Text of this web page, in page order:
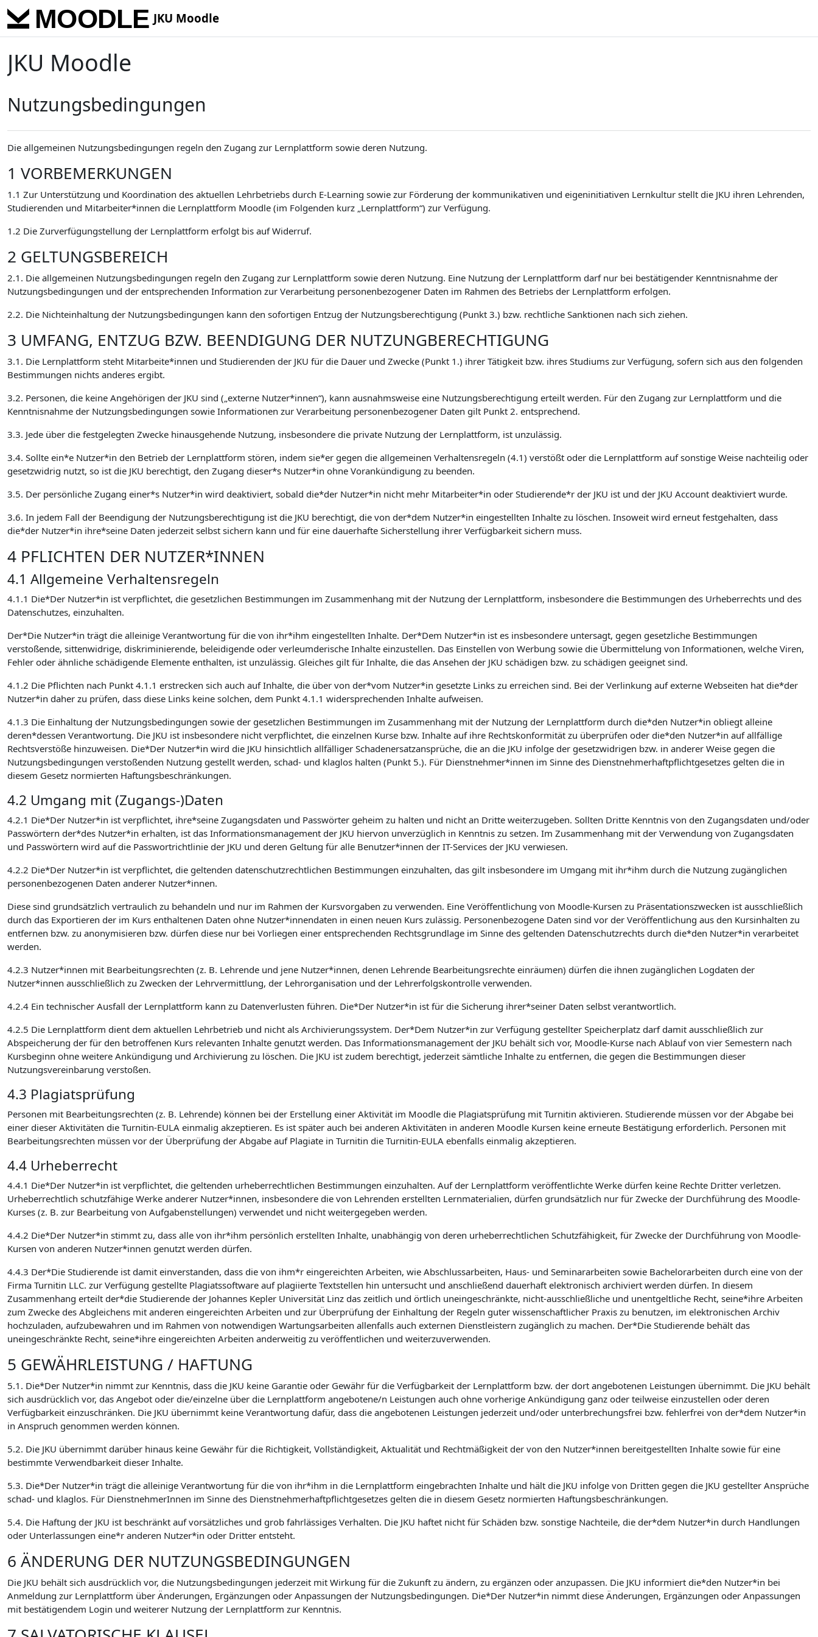
Skip to main content
JKU Moodle
JKU Moodle
Nutzungsbedingungen
Die allgemeinen Nutzungsbedingungen regeln den Zugang zur Lernplattform sowie deren Nutzung.
1 VORBEMERKUNGEN
1.1 Zur Unterstützung und Koordination des aktuellen Lehrbetriebs durch E-Learning sowie zur Förderung der kommunikativen und eigeninitiativen Lernkultur stellt die JKU ihren Lehrenden,
Studierenden und Mitarbeiter*innen die Lernplattform Moodle (im Folgenden kurz „Lernplattform“) zur Verfügung.
1.2 Die Zurverfügungstellung der Lernplattform erfolgt bis auf Widerruf.
2 GELTUNGSBEREICH
2.1. Die allgemeinen Nutzungsbedingungen regeln den Zugang zur Lernplattform sowie deren Nutzung. Eine Nutzung der Lernplattform darf nur bei bestätigender Kenntnisnahme der
Nutzungsbedingungen und der entsprechenden Information zur Verarbeitung personenbezogener Daten im Rahmen des Betriebs der Lernplattform erfolgen.
2.2. Die Nichteinhaltung der Nutzungsbedingungen kann den sofortigen Entzug der Nutzungsberechtigung (Punkt 3.) bzw. rechtliche Sanktionen nach sich ziehen.
3 UMFANG, ENTZUG BZW. BEENDIGUNG DER NUTZUNGBERECHTIGUNG
3.1. Die Lernplattform steht Mitarbeite*innen und Studierenden der JKU für die Dauer und Zwecke (Punkt 1.) ihrer Tätigkeit bzw. ihres Studiums zur Verfügung, sofern sich aus den folgenden
Bestimmungen nichts anderes ergibt.
3.2. Personen, die keine Angehörigen der JKU sind („externe Nutzer*innen“), kann ausnahmsweise eine Nutzungsberechtigung erteilt werden. Für den Zugang zur Lernplattform und die
Kenntnisnahme der Nutzungsbedingungen sowie Informationen zur Verarbeitung personenbezogener Daten gilt Punkt 2. entsprechend.
3.3. Jede über die festgelegten Zwecke hinausgehende Nutzung, insbesondere die private Nutzung der Lernplattform, ist unzulässig.
3.4. Sollte ein*e Nutzer*in den Betrieb der Lernplattform stören, indem sie*er gegen die allgemeinen Verhaltensregeln (4.1) verstößt oder die Lernplattform auf sonstige Weise nachteilig oder
gesetzwidrig nutzt, so ist die JKU berechtigt, den Zugang dieser*s Nutzer*in ohne Vorankündigung zu beenden.
3.5. Der persönliche Zugang einer*s Nutzer*in wird deaktiviert, sobald die*der Nutzer*in nicht mehr Mitarbeiter*in oder Studierende*r der JKU ist und der JKU Account deaktiviert wurde.
3.6. In jedem Fall der Beendigung der Nutzungsberechtigung ist die JKU berechtigt, die von der*dem Nutzer*in eingestellten Inhalte zu löschen. Insoweit wird erneut festgehalten, dass
die*der Nutzer*in ihre*seine Daten jederzeit selbst sichern kann und für eine dauerhafte Sicherstellung ihrer Verfügbarkeit sichern muss.
4 PFLICHTEN DER NUTZER*INNEN
4.1 Allgemeine Verhaltensregeln
4.1.1 Die*Der Nutzer*in ist verpflichtet, die gesetzlichen Bestimmungen im Zusammenhang mit der Nutzung der Lernplattform, insbesondere die Bestimmungen des Urheberrechts und des
Datenschutzes, einzuhalten.
Der*Die Nutzer*in trägt die alleinige Verantwortung für die von ihr*ihm eingestellten Inhalte. Der*Dem Nutzer*in ist es insbesondere untersagt, gegen gesetzliche Bestimmungen
verstoßende, sittenwidrige, diskriminierende, beleidigende oder verleumderische Inhalte einzustellen. Das Einstellen von Werbung sowie die Übermittelung von Informationen, welche Viren,
Fehler oder ähnliche schädigende Elemente enthalten, ist unzulässig. Gleiches gilt für Inhalte, die das Ansehen der JKU schädigen bzw. zu schädigen geeignet sind.
4.1.2 Die Pflichten nach Punkt 4.1.1 erstrecken sich auch auf Inhalte, die über von der*vom Nutzer*in gesetzte Links zu erreichen sind. Bei der Verlinkung auf externe Webseiten hat die*der
Nutzer*in daher zu prüfen, dass diese Links keine solchen, dem Punkt 4.1.1 widersprechenden Inhalte aufweisen.
4.1.3 Die Einhaltung der Nutzungsbedingungen sowie der gesetzlichen Bestimmungen im Zusammenhang mit der Nutzung der Lernplattform durch die*den Nutzer*in obliegt alleine
deren*dessen Verantwortung. Die JKU ist insbesondere nicht verpflichtet, die einzelnen Kurse bzw. Inhalte auf ihre Rechtskonformität zu überprüfen oder die*den Nutzer*in auf allfällige
Rechtsverstöße hinzuweisen. Die*Der Nutzer*in wird die JKU hinsichtlich allfälliger Schadenersatzansprüche, die an die JKU infolge der gesetzwidrigen bzw. in anderer Weise gegen die
Nutzungsbedingungen verstoßenden Nutzung gestellt werden, schad- und klaglos halten (Punkt 5.). Für Dienstnehmer*innen im Sinne des Dienstnehmerhaftpflichtgesetzes gelten die in
diesem Gesetz normierten Haftungsbeschränkungen.
4.2 Umgang mit (Zugangs-)Daten
4.2.1 Die*Der Nutzer*in ist verpflichtet, ihre*seine Zugangsdaten und Passwörter geheim zu halten und nicht an Dritte weiterzugeben. Sollten Dritte Kenntnis von den Zugangsdaten und/oder
Passwörtern der*des Nutzer*in erhalten, ist das Informationsmanagement der JKU hiervon unverzüglich in Kenntnis zu setzen. Im Zusammenhang mit der Verwendung von Zugangsdaten
und Passwörtern wird auf die Passwortrichtlinie der JKU und deren Geltung für alle Benutzer*innen der IT-Services der JKU verwiesen.
4.2.2 Die*Der Nutzer*in ist verpflichtet, die geltenden datenschutzrechtlichen Bestimmungen einzuhalten, das gilt insbesondere im Umgang mit ihr*ihm durch die Nutzung zugänglichen
personenbezogenen Daten anderer Nutzer*innen.
Diese sind grundsätzlich vertraulich zu behandeln und nur im Rahmen der Kursvorgaben zu verwenden. Eine Veröffentlichung von Moodle-Kursen zu Präsentationszwecken ist ausschließlich
durch das Exportieren der im Kurs enthaltenen Daten ohne Nutzer*innendaten in einen neuen Kurs zulässig. Personenbezogene Daten sind vor der Veröffentlichung aus den Kursinhalten zu
entfernen bzw. zu anonymisieren bzw. dürfen diese nur bei Vorliegen einer entsprechenden Rechtsgrundlage im Sinne des geltenden Datenschutzrechts durch die*den Nutzer*in verarbeitet
werden.
4.2.3 Nutzer*innen mit Bearbeitungsrechten (z. B. Lehrende und jene Nutzer*innen, denen Lehrende Bearbeitungsrechte einräumen) dürfen die ihnen zugänglichen Logdaten der
Nutzer*innen ausschließlich zu Zwecken der Lehrvermittlung, der Lehrorganisation und der Lehrerfolgskontrolle verwenden.
4.2.4 Ein technischer Ausfall der Lernplattform kann zu Datenverlusten führen. Die*Der Nutzer*in ist für die Sicherung ihrer*seiner Daten selbst verantwortlich.
4.2.5 Die Lernplattform dient dem aktuellen Lehrbetrieb und nicht als Archivierungssystem. Der*Dem Nutzer*in zur Verfügung gestellter Speicherplatz darf damit ausschließlich zur
Abspeicherung der für den betroffenen Kurs relevanten Inhalte genutzt werden. Das Informationsmanagement der JKU behält sich vor, Moodle-Kurse nach Ablauf von vier Semestern nach
Kursbeginn ohne weitere Ankündigung und Archivierung zu löschen. Die JKU ist zudem berechtigt, jederzeit sämtliche Inhalte zu entfernen, die gegen die Bestimmungen dieser
Nutzungsvereinbarung verstoßen.
4.3 Plagiatsprüfung
Personen mit Bearbeitungsrechten (z. B. Lehrende) können bei der Erstellung einer Aktivität im Moodle die Plagiatsprüfung mit Turnitin aktivieren. Studierende müssen vor der Abgabe bei
einer dieser Aktivitäten die Turnitin-EULA einmalig akzeptieren. Es ist später auch bei anderen Aktivitäten in anderen Moodle Kursen keine erneute Bestätigung erforderlich. Personen mit
Bearbeitungsrechten müssen vor der Überprüfung der Abgabe auf Plagiate in Turnitin die Turnitin-EULA ebenfalls einmalig akzeptieren.
4.4 Urheberrecht
4.4.1 Die*Der Nutzer*in ist verpflichtet, die geltenden urheberrechtlichen Bestimmungen einzuhalten. Auf der Lernplattform veröffentlichte Werke dürfen keine Rechte Dritter verletzen.
Urheberrechtlich schutzfähige Werke anderer Nutzer*innen, insbesondere die von Lehrenden erstellten Lernmaterialien, dürfen grundsätzlich nur für Zwecke der Durchführung des Moodle-
Kurses (z. B. zur Bearbeitung von Aufgabenstellungen) verwendet und nicht weitergegeben werden.
4.4.2 Die*Der Nutzer*in stimmt zu, dass alle von ihr*ihm persönlich erstellten Inhalte, unabhängig von deren urheberrechtlichen Schutzfähigkeit, für Zwecke der Durchführung von Moodle-
Kursen von anderen Nutzer*innen genutzt werden dürfen.
4.4.3 Der*Die Studierende ist damit einverstanden, dass die von ihm*r eingereichten Arbeiten, wie Abschlussarbeiten, Haus- und Seminararbeiten sowie Bachelorarbeiten durch eine von der
Firma Turnitin LLC. zur Verfügung gestellte Plagiatssoftware auf plagiierte Textstellen hin untersucht und anschließend dauerhaft elektronisch archiviert werden dürfen. In diesem
Zusammenhang erteilt der*die Studierende der Johannes Kepler Universität Linz das zeitlich und örtlich uneingeschränkte, nicht-ausschließliche und unentgeltliche Recht, seine*ihre Arbeiten
zum Zwecke des Abgleichens mit anderen eingereichten Arbeiten und zur Überprüfung der Einhaltung der Regeln guter wissenschaftlicher Praxis zu benutzen, im elektronischen Archiv
hochzuladen, aufzubewahren und im Rahmen von notwendigen Wartungsarbeiten allenfalls auch externen Dienstleistern zugänglich zu machen. Der*Die Studierende behält das
uneingeschränkte Recht, seine*ihre eingereichten Arbeiten anderweitig zu veröffentlichen und weiterzuverwenden.
5 GEWÄHRLEISTUNG / HAFTUNG
5.1. Die*Der Nutzer*in nimmt zur Kenntnis, dass die JKU keine Garantie oder Gewähr für die Verfügbarkeit der Lernplattform bzw. der dort angebotenen Leistungen übernimmt. Die JKU behält
sich ausdrücklich vor, das Angebot oder die/einzelne über die Lernplattform angebotene/n Leistungen auch ohne vorherige Ankündigung ganz oder teilweise einzustellen oder deren
Verfügbarkeit einzuschränken. Die JKU übernimmt keine Verantwortung dafür, dass die angebotenen Leistungen jederzeit und/oder unterbrechungsfrei bzw. fehlerfrei von der*dem Nutzer*in
in Anspruch genommen werden können.
5.2. Die JKU übernimmt darüber hinaus keine Gewähr für die Richtigkeit, Vollständigkeit, Aktualität und Rechtmäßigkeit der von den Nutzer*innen bereitgestellten Inhalte sowie für eine
bestimmte Verwendbarkeit dieser Inhalte.
5.3. Die*Der Nutzer*in trägt die alleinige Verantwortung für die von ihr*ihm in die Lernplattform eingebrachten Inhalte und hält die JKU infolge von Dritten gegen die JKU gestellter Ansprüche
schad- und klaglos. Für DienstnehmerInnen im Sinne des Dienstnehmerhaftpflichtgesetzes gelten die in diesem Gesetz normierten Haftungsbeschränkungen.
5.4. Die Haftung der JKU ist beschränkt auf vorsätzliches und grob fahrlässiges Verhalten. Die JKU haftet nicht für Schäden bzw. sonstige Nachteile, die der*dem Nutzer*in durch Handlungen
oder Unterlassungen eine*r anderen Nutzer*in oder Dritter entsteht.
6 ÄNDERUNG DER NUTZUNGSBEDINGUNGEN
Die JKU behält sich ausdrücklich vor, die Nutzungsbedingungen jederzeit mit Wirkung für die Zukunft zu ändern, zu ergänzen oder anzupassen. Die JKU informiert die*den Nutzer*in bei
Anmeldung zur Lernplattform über Änderungen, Ergänzungen oder Anpassungen der Nutzungsbedingungen. Die*Der Nutzer*in nimmt diese Änderungen, Ergänzungen oder Anpassungen
mit bestätigendem Login und weiterer Nutzung der Lernplattform zur Kenntnis.